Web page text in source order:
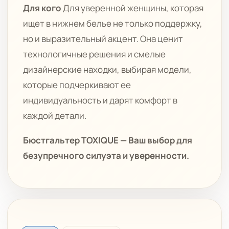
Для когоДля уверенной женщины, которая
ищет в нижнем белье не только поддержку,
но и выразительный акцент. Она ценит
технологичные решения и смелые
дизайнерские находки, выбирая модели,
которые подчеркивают ее
индивидуальность и дарят комфорт в
каждой детали.
Бюстгальтер TOXIQUE — Ваш выбор для
безупречного силуэта и уверенности.